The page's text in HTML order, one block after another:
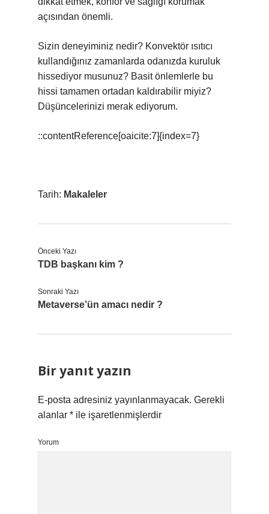
açısından önemli.
Sizin deneyiminiz nedir? Konvektör ısıtıcı
kullandığınız zamanlarda odanızda kuruluk
hissediyor musunuz? Basit önlemlerle bu
hissi tamamen ortadan kaldırabilir miyiz?
Düşüncelerinizi merak ediyorum.
::contentReference[oaicite:7]{index=7}
Tarih: Makaleler
Önceki Yazı
TDB başkanı kim ?
Sonraki Yazı
Metaverse’ün amacı nedir ?
Bir yanıt yazın
E-posta adresiniz yayınlanmayacak. Gerekli
alanlar * ile işaretlenmişlerdir
Yorum